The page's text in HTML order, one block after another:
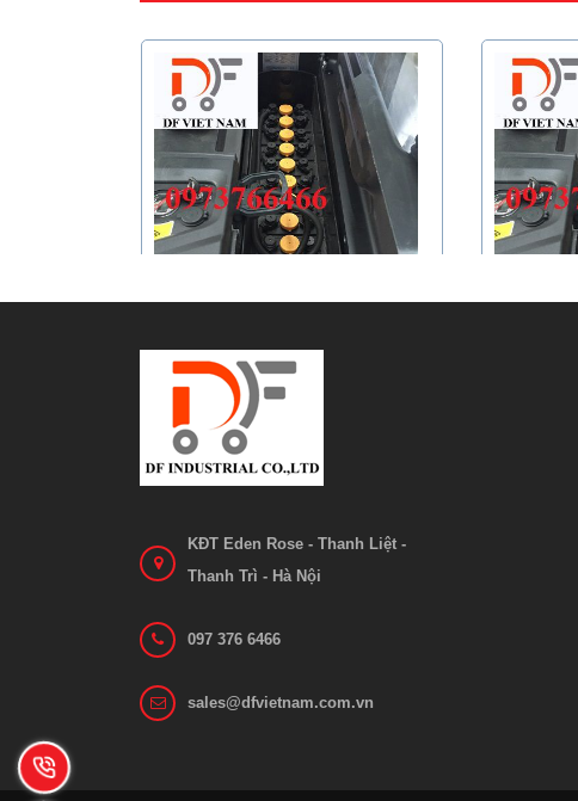
Ắc quy xe nâng VCF 4N GS Yuasa
Xem chi tiết
Ắc quy
KĐT Eden Rose - Thanh Liệt -
Thanh Trì - Hà Nội
097 376 6466
sales@dfvietnam.com.vn